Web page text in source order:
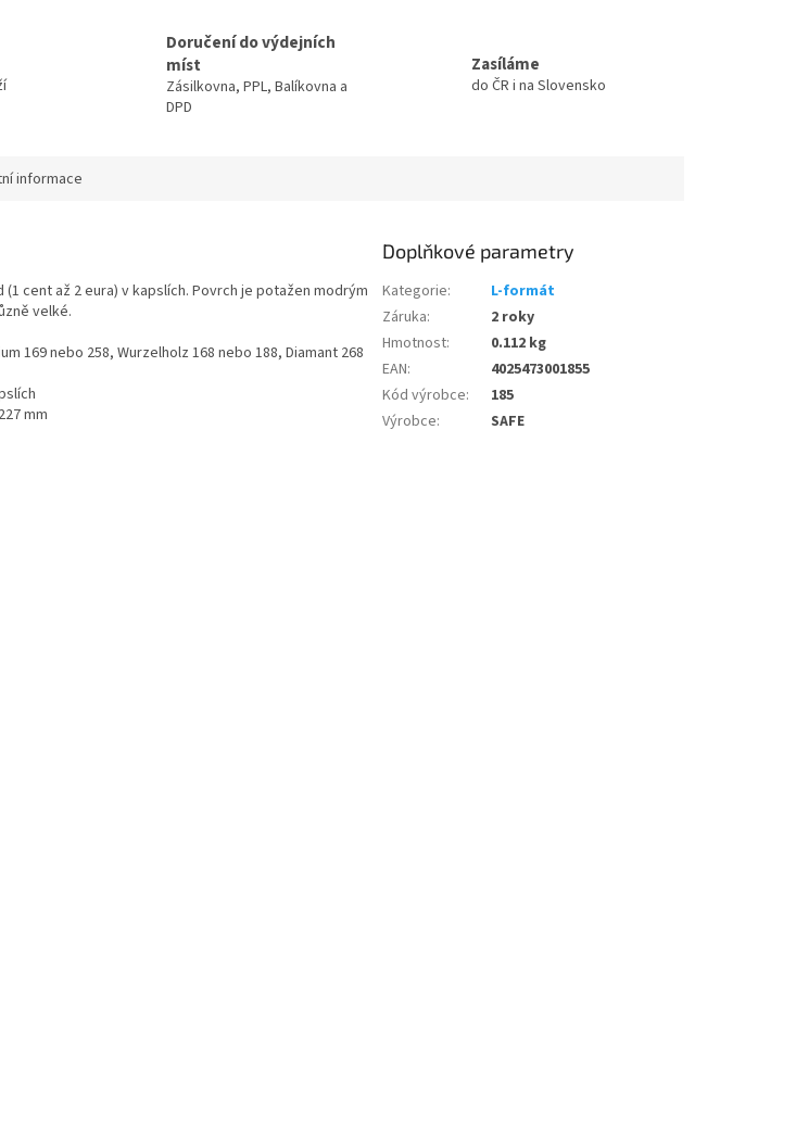
Doručení do výdejních
míst
Zásilkovna, PPL, Balíkovna a
DPD
Zasíláme
do ČR i na Slovensko
informace
cent až 2 eura) v kapslích. Povrch je potažen modrým
velké.
169 nebo 258, Wurzelholz 168 nebo 188, Diamant 268
mm
Doplňkové parametry
Kategorie:
L-formát
Záruka:
2 roky
Hmotnost:
0.112 kg
EAN:
4025473001855
Kód výrobce:
185
Výrobce: SAFE